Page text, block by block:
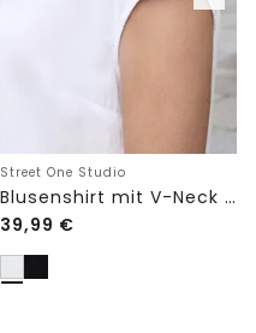
Street One Studio
Blusenshirt mit V-Neck und Spitze
39,99 €